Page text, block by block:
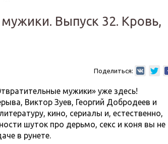
Выпуск 32. Кровь,
Поделиться:
мужики» уже здесь!
Виктор Зуев, Георгий Добродеев и
кино, сериалы и, естественно,
шуток про дерьмо, секс и коня вы не
в рунете.